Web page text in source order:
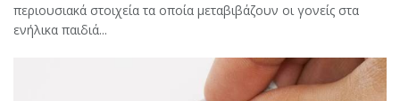
περιουσιακά στοιχεία τα οποία μεταβιβάζουν οι γονείς στα
ενήλικα παιδιά...